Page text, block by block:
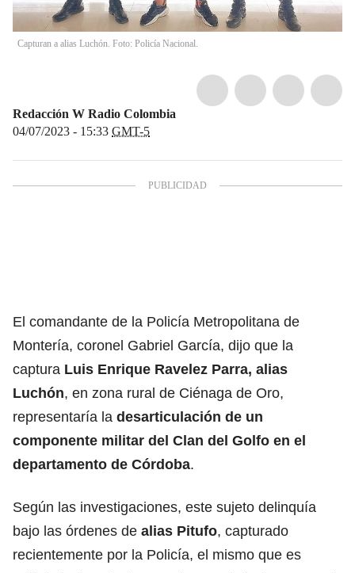
Capturan a alias Luchón. Foto: Policía Nacional.
Redacción W Radio Colombia
04/07/2023 - 15:33 GMT-5
El comandante de la Policía Metropolitana de
Montería, coronel Gabriel García, dijo que la
captura Luis Enrique Ravelez Parra, alias
Luchón, en zona rural de Ciénaga de Oro,
representaría la desarticulación de un
componente militar del Clan del Golfo en el
departamento de Córdoba.
Según las investigaciones, este sujeto delinquía
bajo las órdenes de alias Pitufo, capturado
recientemente por la Policía, el mismo que es